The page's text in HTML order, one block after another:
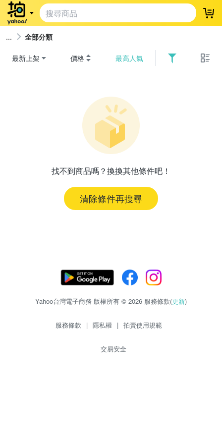
登
全部分類
最新上架 價格 最高人氣
找不到商品嗎？換換其他條件吧！
清除條件再搜尋
Yahoo台灣電子商務 版權所有 © 2026 服務條款(更新)
服務條款 | 隱私權 | 拍賣使用規範
交易安全